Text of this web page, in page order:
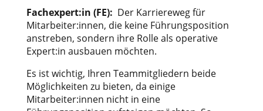
Fachexpert:in (FE): Der Karriereweg für
Mitarbeiter:innen, die keine Führungsposition
anstreben, sondern ihre Rolle als operative
Expert:in ausbauen möchten.
Es ist wichtig, Ihren Teammitgliedern beide
Möglichkeiten zu bieten, da einige
Mitarbeiter:innen nicht in eine